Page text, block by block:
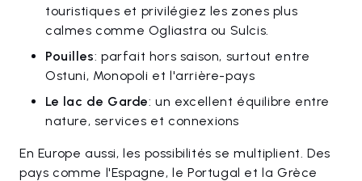
touristiques et privilégiez les zones plus
calmes comme Ogliastra ou Sulcis.
Pouilles: parfait hors saison, surtout entre
Ostuni, Monopoli et l'arrière-pays
Le lac de Garde: un excellent équilibre entre
nature, services et connexions
En Europe aussi, les possibilités se multiplient. Des
pays comme l'Espagne, le Portugal et la Grèce